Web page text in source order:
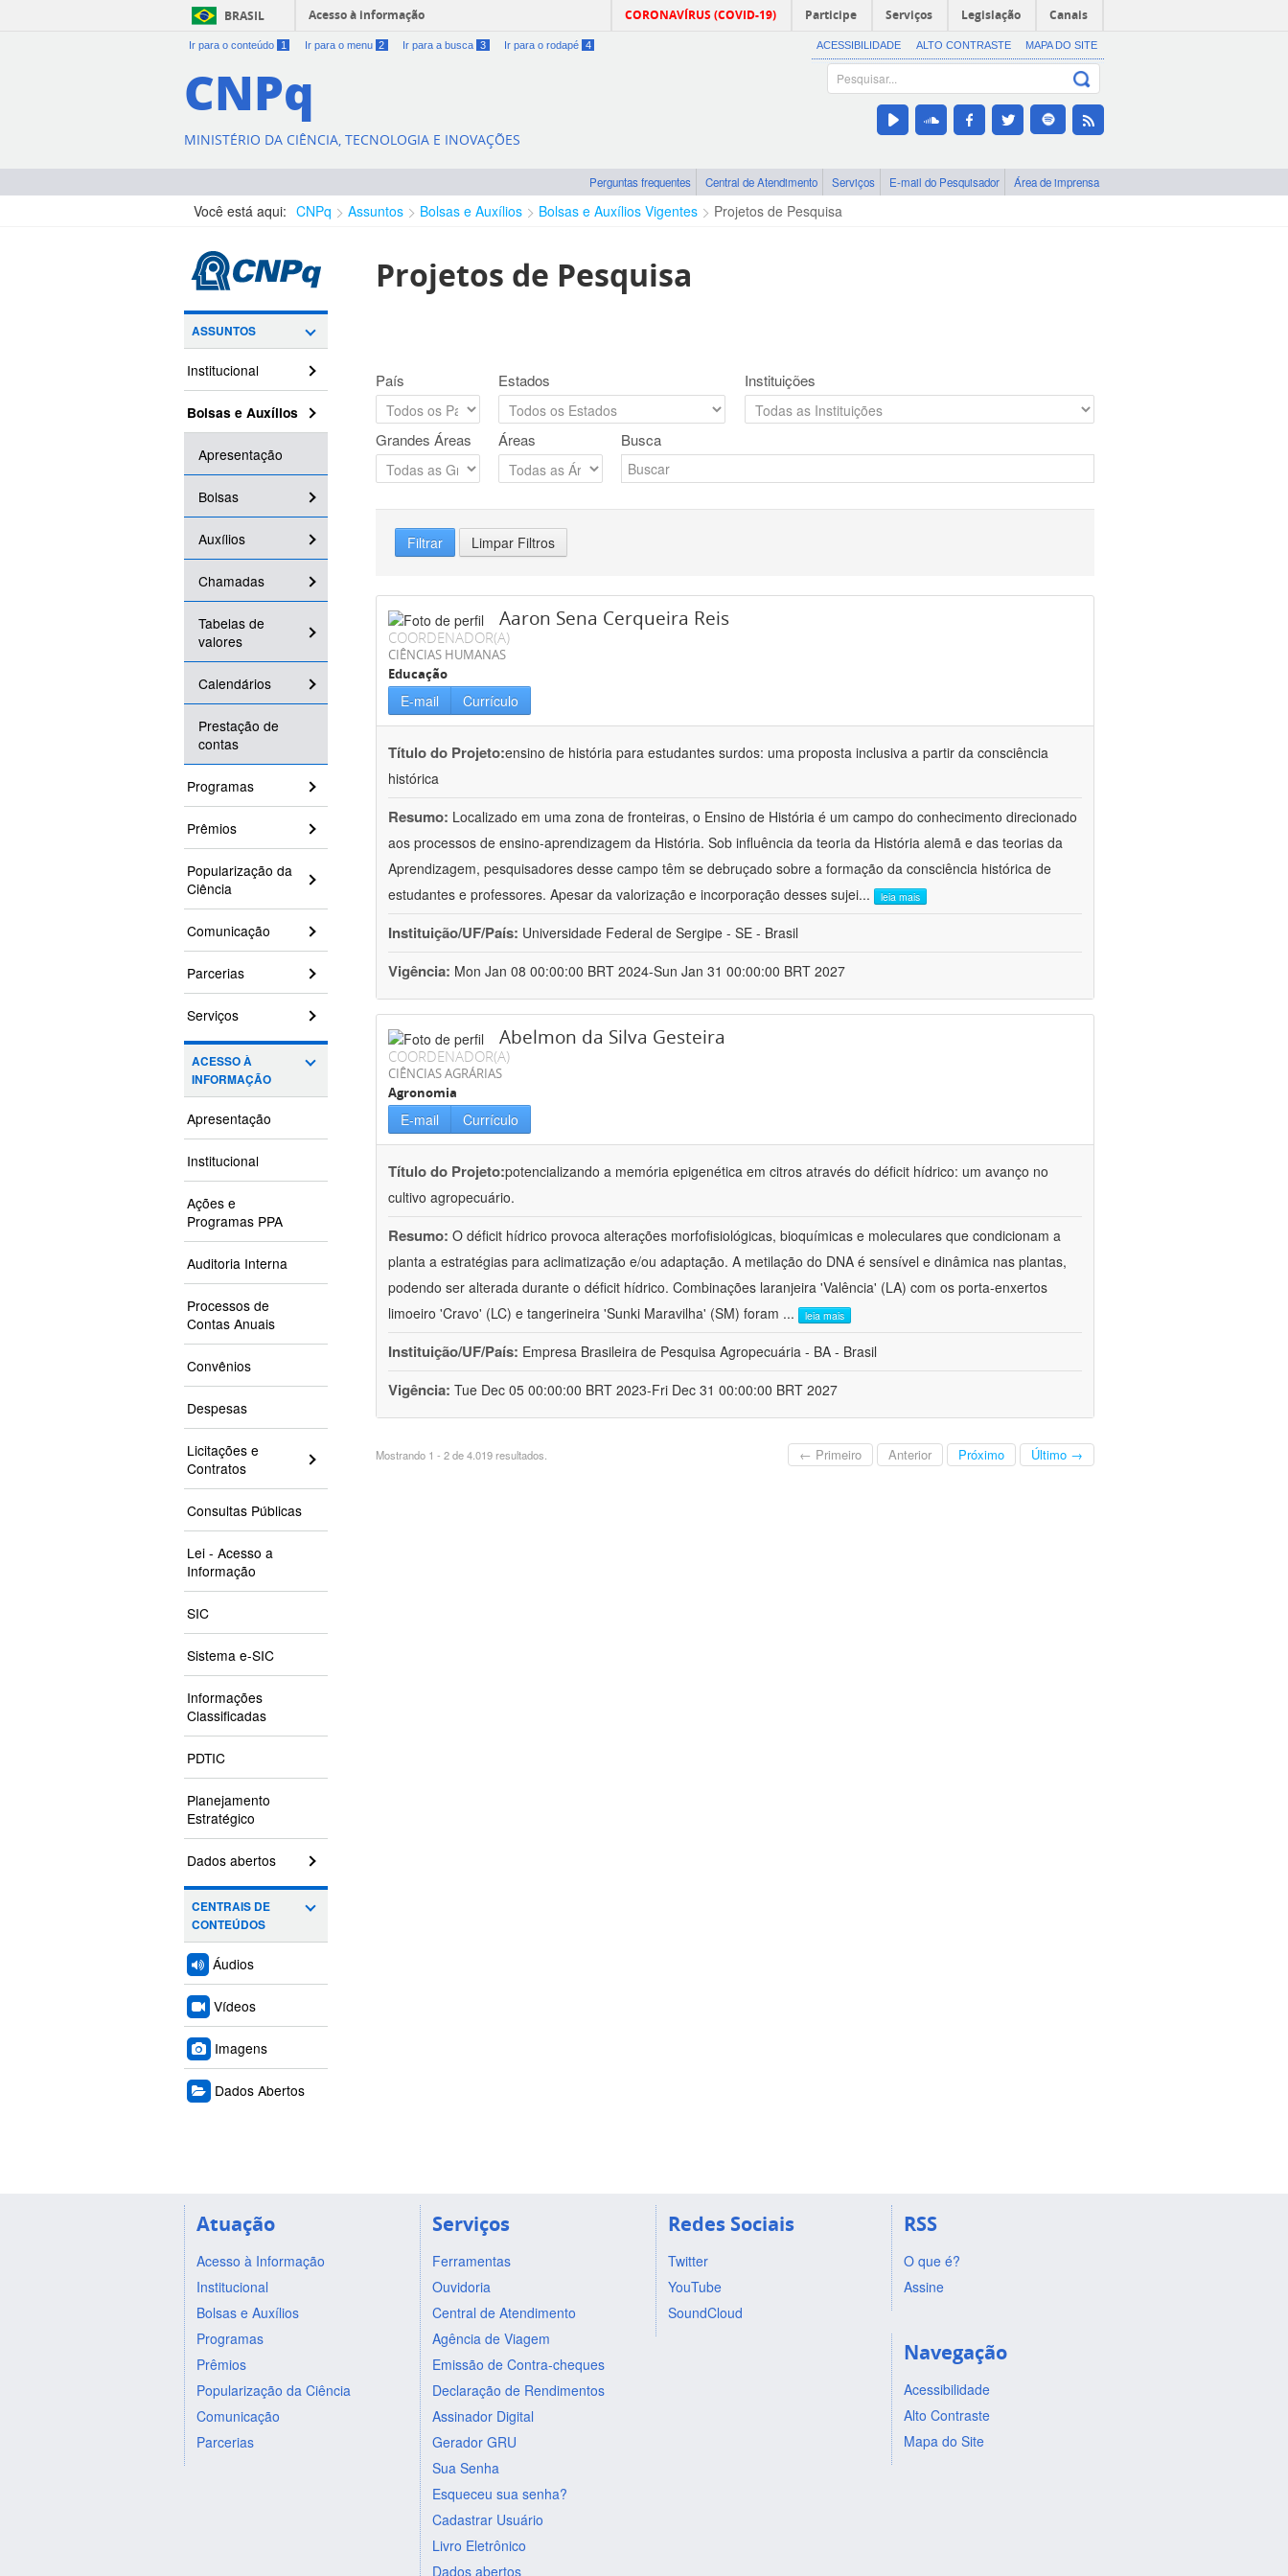
BRASIL Acesso à informação CORONAVÍRUS (COVID-19) Participe Serviços Legislação Canais
Ir para o conteúdo 1 Ir para o menu 2 Ir para a busca 3 Ir para o rodapé 4 ACESSIBILIDADE ALTO CONTRASTE MAPA DO SITE
CNPq
MINISTÉRIO DA CIÊNCIA, TECNOLOGIA E INOVAÇÕES
Perguntas frequentes Central de Atendimento Serviços E-mail do Pesquisador Área de imprensa
Você está aqui: CNPq Assuntos Bolsas e Auxílios Bolsas e Auxílios Vigentes Projetos de Pesquisa
ASSUNTOS
Institucional
Bolsas e Auxílios
Apresentação
Bolsas
Auxílios
Chamadas
Tabelas de
valores
Calendários
Prestação de
contas
Programas
Prêmios
Popularização da
Ciência
Comunicação
Parcerias
Serviços
ACESSO À
INFORMAÇÃO
Apresentação
Institucional
Ações e
Programas PPA
Auditoria Interna
Processos de
Contas Anuais
Convênios
Despesas
Licitações e
Contratos
Consultas Públicas
Lei - Acesso a
Informação
SIC
Sistema e-SIC
Informações
Classificadas
PDTIC
Planejamento
Estratégico
Dados abertos
CENTRAIS DE
CONTEÚDOS
Áudios
Vídeos
Imagens
Dados Abertos
Projetos de Pesquisa
País Estados Instituições
Grandes Áreas Áreas Busca
Filtrar Limpar Filtros
Aaron Sena Cerqueira Reis
COORDENADOR(A)
CIÊNCIAS HUMANAS
Educação
E-mail Currículo
Título do Projeto:ensino de história para estudantes surdos: uma proposta inclusiva a partir da consciência
histórica
Resumo: Localizado em uma zona de fronteiras, o Ensino de História é um campo do conhecimento direcionado
aos processos de ensino-aprendizagem da História. Sob influência da teoria da História alemã e das teorias da
Aprendizagem, pesquisadores desse campo têm se debruçado sobre a formação da consciência histórica de
estudantes e professores. Apesar da valorização e incorporação desses sujei... leia mais
Instituição/UF/País: Universidade Federal de Sergipe - SE - Brasil
Vigência: Mon Jan 08 00:00:00 BRT 2024-Sun Jan 31 00:00:00 BRT 2027
Abelmon da Silva Gesteira
COORDENADOR(A)
CIÊNCIAS AGRÁRIAS
Agronomia
E-mail Currículo
Título do Projeto:potencializando a memória epigenética em citros através do déficit hídrico: um avanço no
cultivo agropecuário.
Resumo: O déficit hídrico provoca alterações morfofisiológicas, bioquímicas e moleculares que condicionam a
planta a estratégias para aclimatização e/ou adaptação. A metilação do DNA é sensível e dinâmica nas plantas,
podendo ser alterada durante o déficit hídrico. Combinações laranjeira 'Valência' (LA) com os porta-enxertos
limoeiro 'Cravo' (LC) e tangerineira 'Sunki Maravilha' (SM) foram ... leia mais
Instituição/UF/País: Empresa Brasileira de Pesquisa Agropecuária - BA - Brasil
Vigência: Tue Dec 05 00:00:00 BRT 2023-Fri Dec 31 00:00:00 BRT 2027
Mostrando 1 - 2 de 4.019 resultados. ← Primeiro Anterior Próximo Último →
Atuação
Acesso à Informação
Institucional
Bolsas e Auxílios
Programas
Prêmios
Popularização da Ciência
Comunicação
Parcerias
Serviços
Ferramentas
Ouvidoria
Central de Atendimento
Agência de Viagem
Emissão de Contra-cheques
Declaração de Rendimentos
Assinador Digital
Gerador GRU
Sua Senha
Esqueceu sua senha?
Cadastrar Usuário
Livro Eletrônico
Dados abertos
Redes Sociais
Twitter
YouTube
SoundCloud
RSS
O que é?
Assine
Navegação
Acessibilidade
Alto Contraste
Mapa do Site